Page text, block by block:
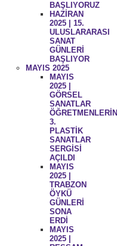
BAŞLIYORUZ
HAZİRAN
2025 | 15.
ULUSLARARASI
SANAT
GÜNLERİ
BAŞLIYOR
MAYIS 2025
MAYIS
2025 |
GÖRSEL
SANATLAR
3.
PLASTİK
SANATLAR
SERGİSİ
AÇILDI
MAYIS
2025 |
TRABZON
ÖYKÜ
GÜNLERİ
SONA
ERDİ
MAYIS
2025 |